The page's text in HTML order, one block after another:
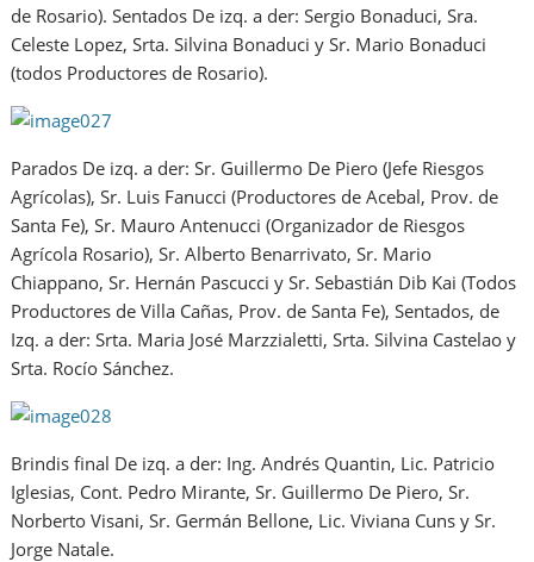
de Rosario). Sentados De izq. a der: Sergio Bonaduci, Sra.
Celeste Lopez, Srta. Silvina Bonaduci y Sr. Mario Bonaduci
(todos Productores de Rosario).
Parados De izq. a der: Sr. Guillermo De Piero (Jefe Riesgos
Agrícolas), Sr. Luis Fanucci (Productores de Acebal, Prov. de
Santa Fe), Sr. Mauro Antenucci (Organizador de Riesgos
Agrícola Rosario), Sr. Alberto Benarrivato, Sr. Mario
Chiappano, Sr. Hernán Pascucci y Sr. Sebastián Dib Kai (Todos
Productores de Villa Cañas, Prov. de Santa Fe), Sentados, de
Izq. a der: Srta. Maria José Marzzialetti, Srta. Silvina Castelao y
Srta. Rocío Sánchez.
Brindis final De izq. a der: Ing. Andrés Quantin, Lic. Patricio
Iglesias, Cont. Pedro Mirante, Sr. Guillermo De Piero, Sr.
Norberto Visani, Sr. Germán Bellone, Lic. Viviana Cuns y Sr.
Jorge Natale.